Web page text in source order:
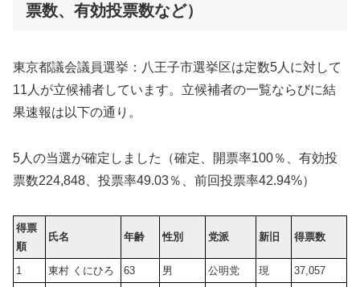
票数、有効投票数など）
東京都議会議員選挙：八王子市選挙区は定数5人に対して
11人が立候補者しています。立候補者の一覧ならびに結
果速報は以下の通り。
5人の当選が確定しました（確定、開票率100％、有効投
票数224,848 、投票率49.03％、前回投票率42.94%）
得票
順
氏名 年齢 性別 党派 新旧 得票数
1 東村 くにひろ 63 男 公明党 現
37,057